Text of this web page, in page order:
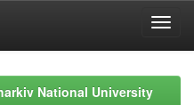
National University